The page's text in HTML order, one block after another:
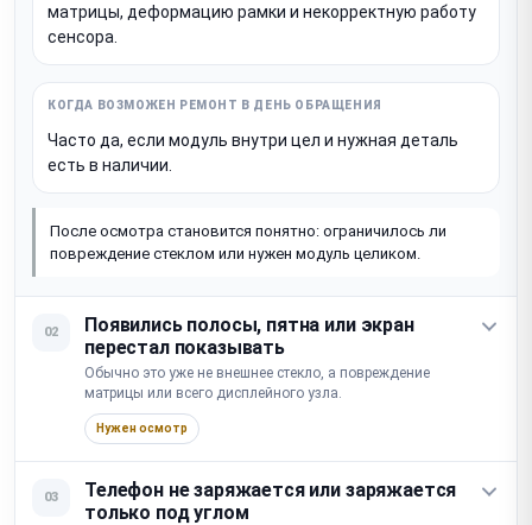
матрицы, деформацию рамки и некорректную работу
сенсора.
Часто да, если модуль внутри цел и нужная деталь
есть в наличии.
После осмотра становится понятно: ограничилось ли
повреждение стеклом или нужен модуль целиком.
02
Появились полосы, пятна или экран
перестал показывать
Обычно это уже не внешнее стекло, а повреждение
матрицы или всего дисплейного узла.
Нужен осмотр
03
Телефон не заряжается или заряжается
только под углом